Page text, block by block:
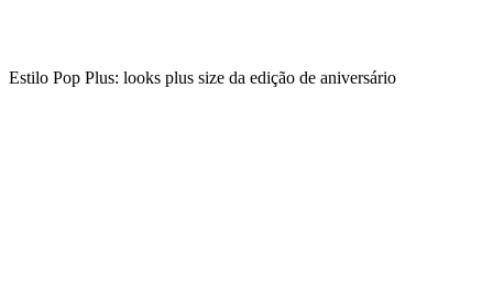
Estilo Pop Plus: looks plus size da edição de aniversário